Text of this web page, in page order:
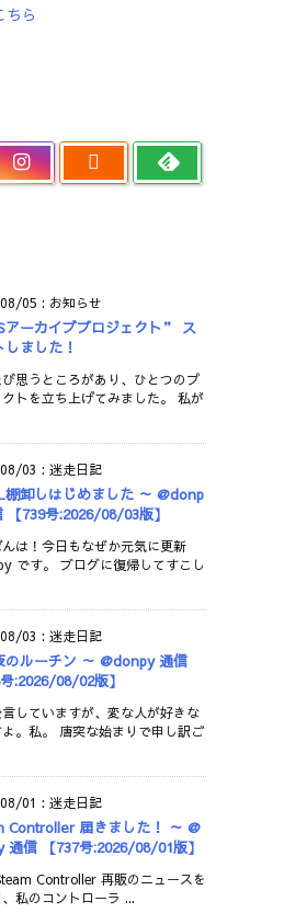
ちら

05 : お知らせ
アーカイブプロジェクト” ス
しました！
び思うところがあり、ひとつのプ
クトを立ち上げてみました。 私が
03 : 迷走日記
卸しはじめました ～ @donp
【739号:2026/08/03版】
んは！今日もなぜか元気に更新
です。 ブログに復帰してすこし
03 : 迷走日記
のルーチン ～ @donpy 通信
号:2026/08/02版】
していますが、変な人が好きな
。私。 唐突な始まりで申し訳ご
01 : 迷走日記
Controller 届きました！ ～ @
通信 【737号:2026/08/01版】
Controller 再販のニュースを
私のコントローラ ...